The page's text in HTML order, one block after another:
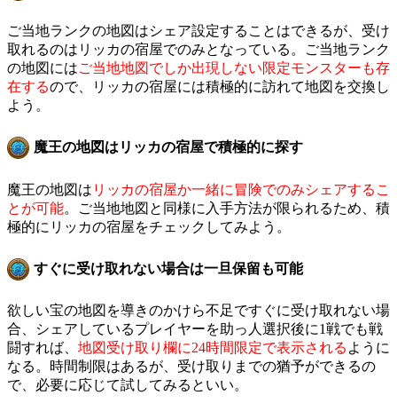
ご当地ランクの地図はシェア設定することはできるが、受け
取れるのはリッカの宿屋でのみとなっている。ご当地ランク
の地図にはご当地地図でしか出現しない限定モンスターも存
在するので、リッカの宿屋には積極的に訪れて地図を交換し
よう。
魔王の地図はリッカの宿屋で積極的に探す
魔王の地図は リッカの宿屋か一緒に冒険でのみシェアするこ
とが可能。ご当地地図と同様に入手方法が限られるため、積
極的にリッカの宿屋をチェックしてみよう。
すぐに受け取れない場合は一旦保留も可能
欲しい宝の地図を導きのかけら不足ですぐに受け取れない場
合、シェアしているプレイヤーを助っ人選択後に1戦でも戦
闘すれば、 地図受け取り欄に24時間限定で表示される ように
なる。時間制限はあるが、受け取りまでの猶予ができるの
で、必要に応じて試してみるといい。